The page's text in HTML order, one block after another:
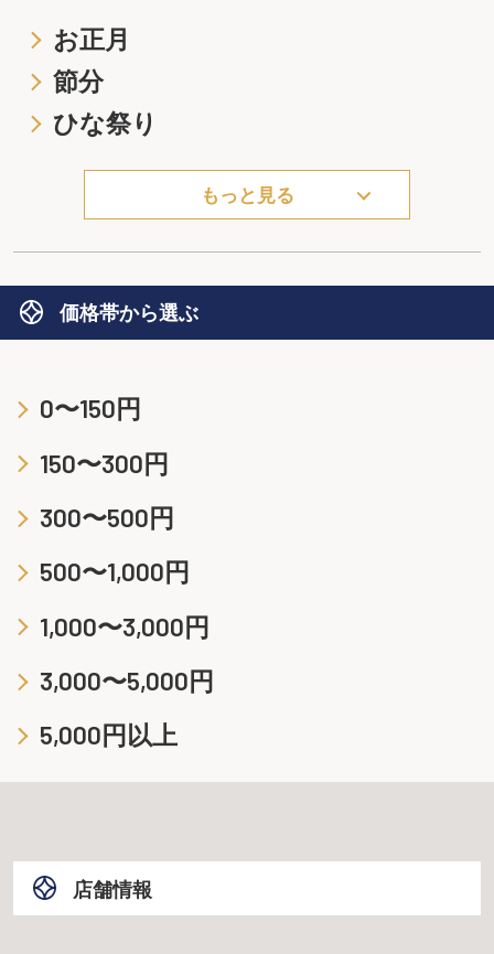
お正月
節分
ひな祭り
もっと見る
価格帯から選ぶ
0〜150円
150〜300円
300〜500円
500〜1,000円
1,000〜3,000円
3,000〜5,000円
5,000円以上
店舗情報